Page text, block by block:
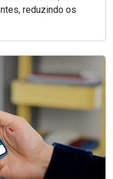
reduzindo os